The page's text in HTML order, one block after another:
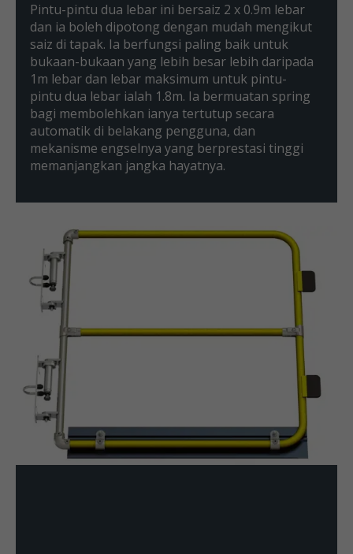
Pintu-pintu dua lebar ini bersaiz 2 x 0.9m lebar
dan ia boleh dipotong dengan mudah mengikut
saiz di tapak. Ia berfungsi paling baik untuk
bukaan-bukaan yang lebih besar lebih daripada
1m lebar dan lebar maksimum untuk pintu-
pintu dua lebar ialah 1.8m. Ia bermuatan spring
bagi membolehkan ianya tertutup secara
automatik di belakang pengguna, dan
mekanisme engselnya yang berprestasi tinggi
memanjangkan jangka hayatnya.